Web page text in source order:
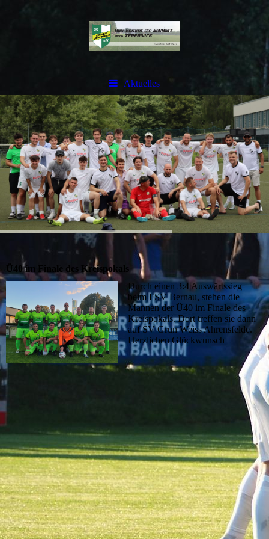
Aktuelles
Ü40 im Finale des Kreispokals
Durch einen 3:4 Auswärtssieg
beim FSV Bernau, stehen die
Mannen der Ü40 im Finale des
Kreispokals. Dort treffen sie dann
auf SV Grün Weiss Ahrensfelde.
Herzlichen Glückwunsch